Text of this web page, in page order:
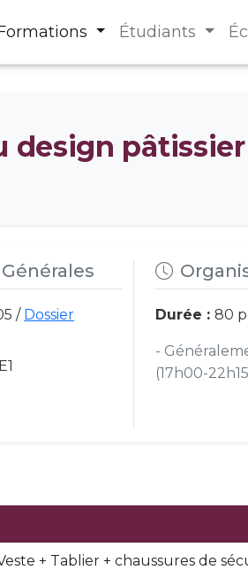
Étudiants
design pâtissier
/ Dossier
Durée : 80
-
(17h00-
+ Tablier + chaussures de